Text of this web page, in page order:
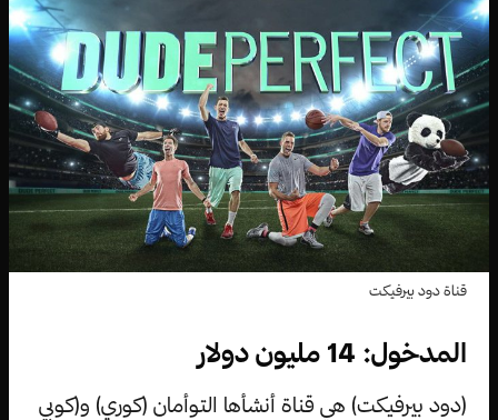
قناة دود بيرفيكت
المدخول: 14 مليون دولار
(دود بيرفيكت) هي قناة أنشأها التوأمان (كوري) و(كوبي